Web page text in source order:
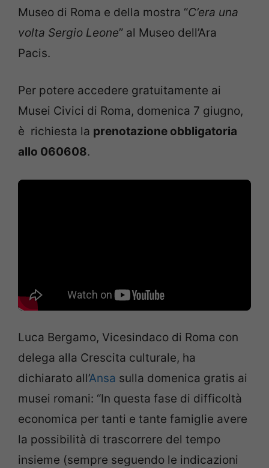
Museo di Roma e della mostra “C’era una
volta Sergio Leone” al Museo dell’Ara
Pacis.
Per potere accedere gratuitamente ai
Musei Civici di Roma, domenica 7 giugno,
è richiesta la prenotazione obbligatoria
allo 060608.
Luca Bergamo, Vicesindaco di Roma con
delega alla Crescita culturale, ha
dichiarato all’Ansa sulla domenica gratis ai
musei romani: “In questa fase di difficoltà
economica per tanti e tante famiglie avere
la possibilità di trascorrere del tempo
insieme (sempre seguendo le indicazioni